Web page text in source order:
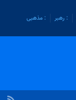
: رهبر
: مذهبی